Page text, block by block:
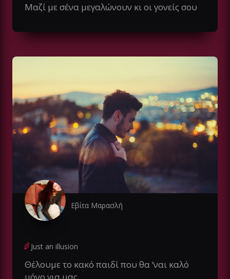
Μαζί με σένα μεγαλώνουν κι οι γονείς σου
Εβίτα Μαρασλή
Just an illusion
Θέλουμε το κακό παιδί που θα ‘ναι καλό